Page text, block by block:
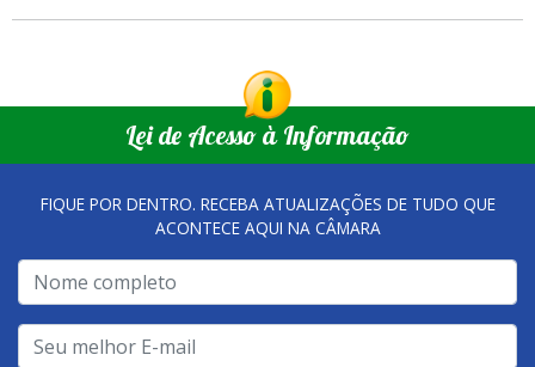
Lei de Acesso à Informação
FIQUE POR DENTRO. RECEBA ATUALIZAÇÕES DE TUDO QUE
ACONTECE AQUI NA CÂMARA